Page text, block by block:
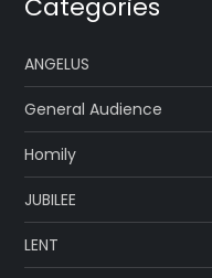
Categories
ANGELUS
General Audience
Homily
JUBILEE
LENT